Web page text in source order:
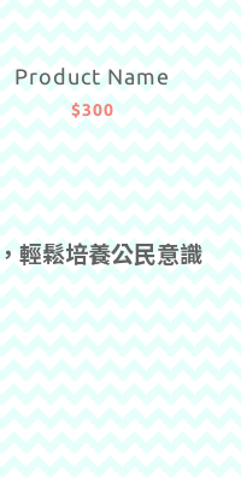
Product Name
$300
輕鬆培養公民意識